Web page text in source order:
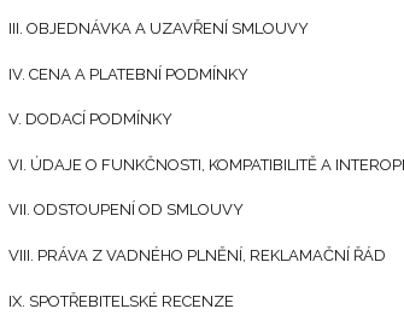
III. OBJEDNÁVKA A UZAVŘENÍ SMLOUVY
IV. CENA A PLATEBNÍ PODMÍNKY
V. DODACÍ PODMÍNKY
VI. ÚDAJE O FUNKČNOSTI, KOMPATIBILITĚ A
VII. ODSTOUPENÍ OD SMLOUVY
VIII. PRÁVA Z VADNÉHO PLNĚNÍ, REKLAMAČNÍ ŘÁD
IX. SPOTŘEBITELSKÉ RECENZE